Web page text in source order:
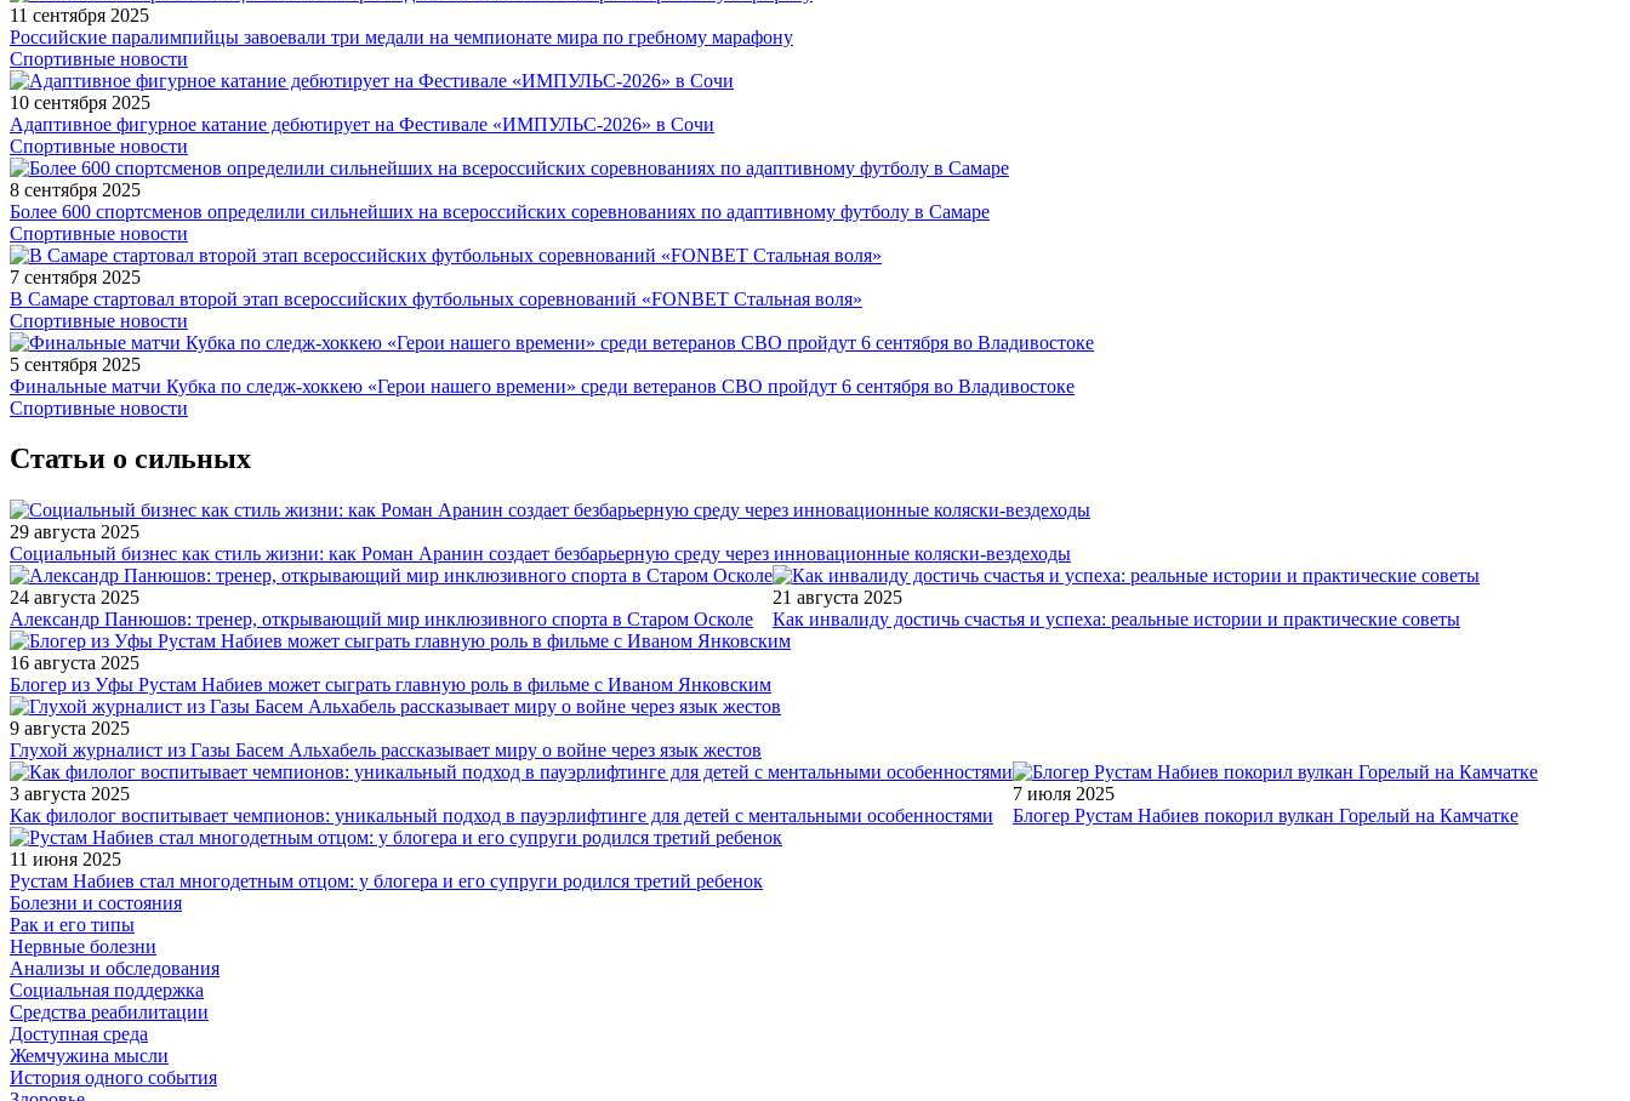
11 сентября 2025
Российские паралимпийцы завоевали три медали на чемпионате мира по гребному марафону
Спортивные новости
10 сентября 2025
Адаптивное фигурное катание дебютирует на Фестивале «ИМПУЛЬС-2026» в Сочи
Спортивные новости
8 сентября 2025
Более 600 спортсменов определили сильнейших на всероссийских соревнованиях по адаптивному футболу в Самаре
Спортивные новости
7 сентября 2025
В Самаре стартовал второй этап всероссийских футбольных соревнований «FONBET Стальная воля»
Спортивные новости
5 сентября 2025
Финальные матчи Кубка по следж-хоккею «Герои нашего времени» среди ветеранов СВО пройдут 6 сентября во Владивостоке
Спортивные новости
Статьи о сильных
29 августа 2025
Социальный бизнес как стиль жизни: как Роман Аранин создает безбарьерную среду через инновационные коляски-вездеходы
24 августа 2025
Александр Панюшов: тренер, открывающий мир инклюзивного спорта в Старом Осколе
21 августа 2025
Как инвалиду достичь счастья и успеха: реальные истории и практические советы
16 августа 2025
Блогер из Уфы Рустам Набиев может сыграть главную роль в фильме с Иваном Янковским
9 августа 2025
Глухой журналист из Газы Басем Альхабель рассказывает миру о войне через язык жестов
3 августа 2025
Как филолог воспитывает чемпионов: уникальный подход в пауэрлифтинге для детей с ментальными особенностями
7 июля 2025
Блогер Рустам Набиев покорил вулкан Горелый на Камчатке
11 июня 2025
Рустам Набиев стал многодетным отцом: у блогера и его супруги родился третий ребенок
Болезни и состояния
Рак и его типы
Нервные болезни
Анализы и обследования
Социальная поддержка
Средства реабилитации
Доступная среда
Жемчужина мысли
История одного события